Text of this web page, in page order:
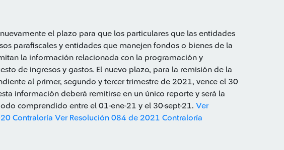
el plazo para que los particulares que las entidades
parafiscales y entidades que manejen fondos o bienes de la
la información relacionada con la programación y
de ingresos y gastos. El nuevo plazo, para la remisión de la
al primer, segundo y tercer trimestre de 2021, vence el 30
información deberá remitirse en un único reporte y será la
comprendido entre el 01-ene-21 y el 30-sept-21. Ver
Contraloría Ver Resolución 084 de 2021 Contraloría